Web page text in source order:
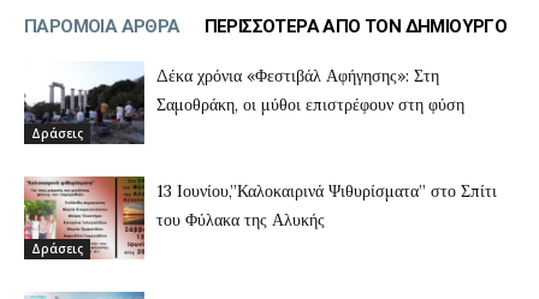
ΠΑΡΟΜΟΙΑ ΑΡΘΡΑ ΠΕΡΙΣΣΟΤΕΡΑ ΑΠΟ ΤΟΝ ΔΗΜΙΟΥΡΓΟ
Δράσεις
Δέκα χρόνια «Φεστιβάλ Αφήγησης»: Στη
Σαμοθράκη, οι μύθοι επιστρέφουν στη φύση
Δράσεις
13 Ιουνίου,”Καλοκαιρινά Ψιθυρίσματα” στο Σπίτι
του Φύλακα της Αλυκής